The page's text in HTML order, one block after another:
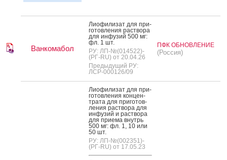
Ванкомабол
Ли­офи­лизат для при­
готов­ле­ния рас­тво­ра
для ин­фу­зий 500 мг:
фл. 1 шт.
РУ: ЛП-№(014522)-
(РГ-RU) от 20.04.26
Предыдущий РУ:
ЛСР-000126/09
ПФК ОБНОВЛЕНИЕ
(Россия)
Ли­офи­лизат для при­
готов­ле­ния кон­цен­
тра­та для при­готов­
ле­ния рас­тво­ра для
ин­фу­зий и рас­тво­ра
для при­ема внутрь
500 мг: фл. 1, 10 или
50 шт.
РУ: ЛП-№(002351)-
(РГ-RU) от 17.05.23